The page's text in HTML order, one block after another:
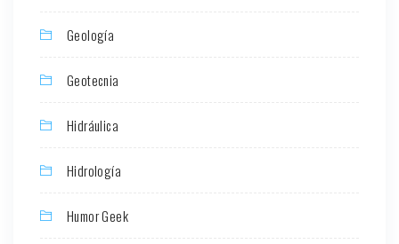
Geología
Geotecnia
Hidráulica
Hidrología
Humor Geek